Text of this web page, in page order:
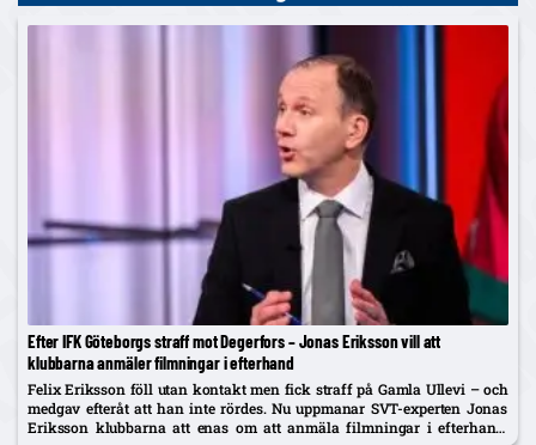
Efter IFK Göteborgs straff mot Degerfors – Jonas Eriksson vill att
klubbarna anmäler filmningar i efterhand
Felix Eriksson föll utan kontakt men fick straff på Gamla Ullevi – och
medgav efteråt att han inte rördes. Nu uppmanar SVT-experten Jonas
Eriksson klubbarna att enas om att anmäla filmningar i efterhand: